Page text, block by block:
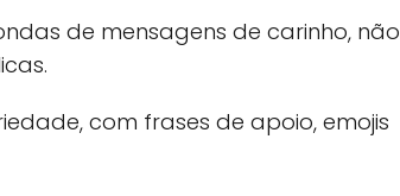
de mensagens de carinho, não
com frases de apoio, emojis